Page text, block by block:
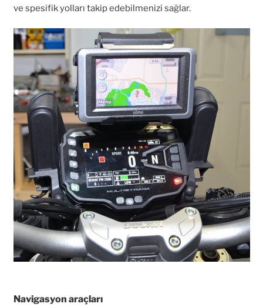
ve spesifik yolları takip edebilmenizi sağlar.
Navigasyon araçları